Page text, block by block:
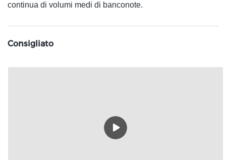
continua di volumi medi di banconote.
Consigliato